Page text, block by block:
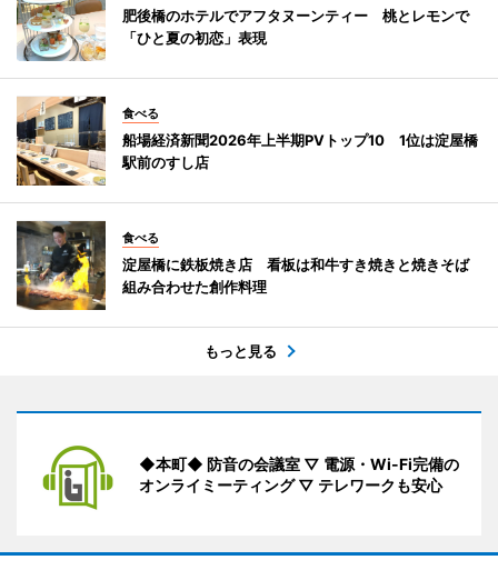
肥後橋のホテルでアフタヌーンティー 桃とレモンで
「ひと夏の初恋」表現
食べる
船場経済新聞2026年上半期PVトップ10 1位は淀屋橋
駅前のすし店
食べる
淀屋橋に鉄板焼き店 看板は和牛すき焼きと焼きそば
組み合わせた創作料理
もっと見る
◆本町◆ 防音の会議室 ▽ 電源・Wi-Fi完備の
オンライミーティング ▽ テレワークも安心